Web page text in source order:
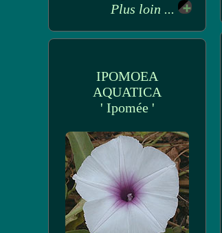
Plus loin ...
IPOMOEA
AQUATICA
' Ipomée '